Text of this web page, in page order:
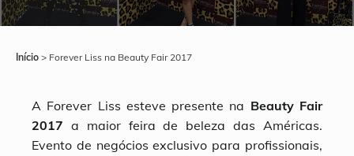
Início > Forever Liss na Beauty Fair 2017
A Forever Liss esteve presente na Beauty Fair
2017 a maior feira de beleza das Américas.
Evento de negócios exclusivo para profissionais,